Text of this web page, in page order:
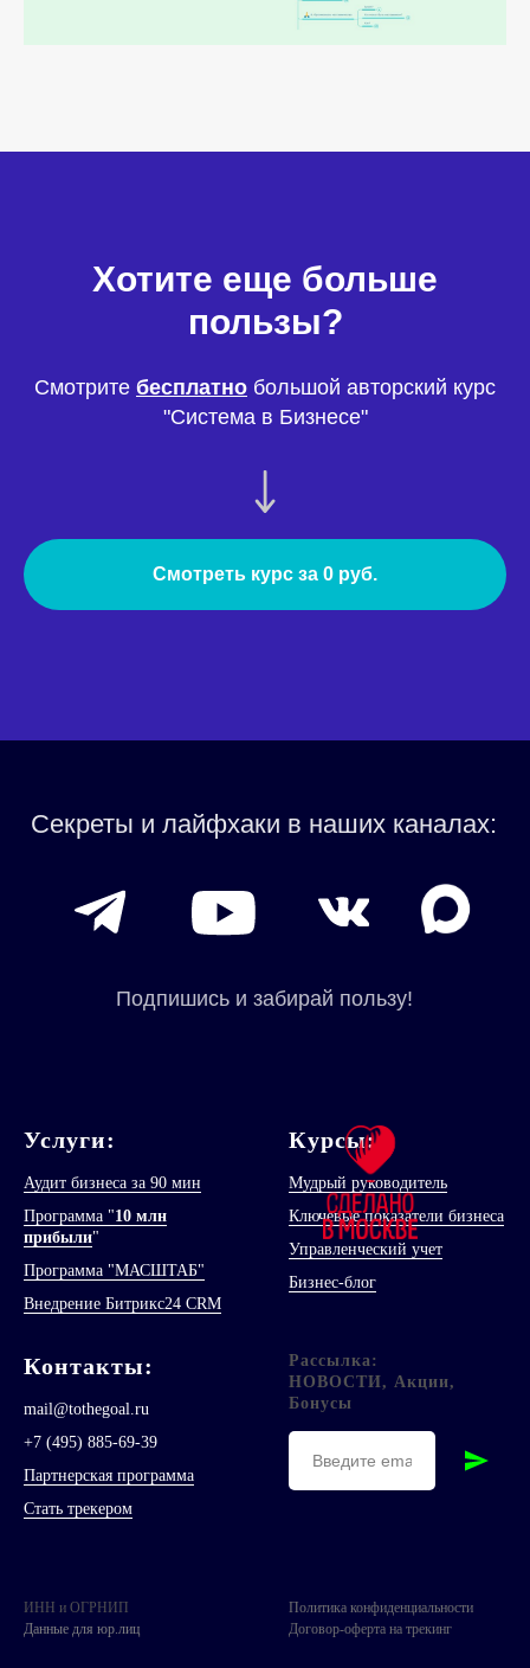
Хотите еще больше
пользы?
Смотрите бесплатно большой авторский курс
"Система в Бизнесе"
Смотреть курс за 0 руб.
Услуги:
Аудит бизнеса за 90 мин
Программа "10 млн
прибыли"
Программа "МАСШТАБ"
Внедрение Битрикс24 CRM
Курсы:
Мудрый руководитель
Ключевые показатели бизнеса
Управленческий учет
Бизнес-блог
Контакты:
mail@tothegoal.ru
+7 (495) 885-69-39
Партнерская программа
Стать трекером
Рассылка:
НОВОСТИ, Акции,
Бонусы
ИНН и ОГРНИП
Данные для юр.лиц
Политика конфиденциальности
Договор-оферта на трекинг